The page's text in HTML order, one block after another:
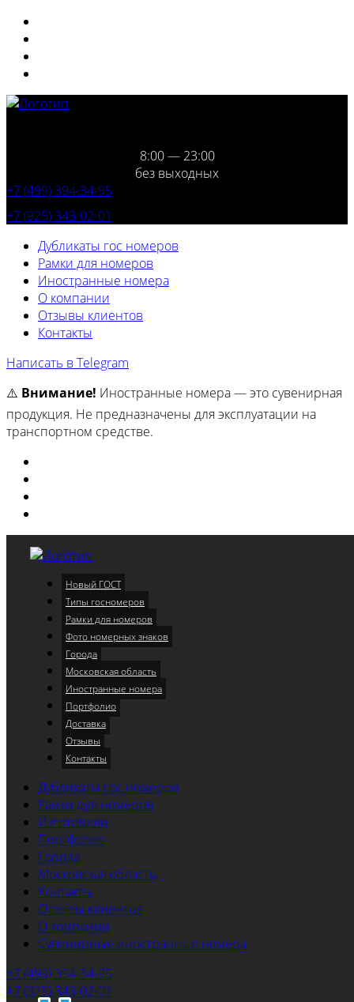
8:00 — 23:00
без выходных
+7 (499) 394-34-95
+7 (925) 343-02-01
Дубликаты гос номеров
Рамки для номеров
Иностранные номера
О компании
Отзывы клиентов
Контакты
Написать в Telegram
⚠️ Внимание! Иностранные номера — это сувенирная
продукция. Не предназначены для эксплуатации на
транспортном средстве.
Меню
Новый ГОСТ
Типы госномеров
Рамки для номеров
Фото номерных знаков
Города
Московская область
Иностранные номера
Портфолио
Доставка
Отзывы
Контакты
Дубликаты гос номеров
Рамки для номеров
Изготовили
Портфолио
Города
Московская область
Контакты
Отзывы клиентов
О компании
Сувенирные иностранные номера
+7 (499) 394-34-95
+7 (925) 343-02-01